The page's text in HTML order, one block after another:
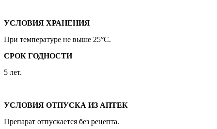
УСЛОВИЯ ХРАНЕНИЯ
При температуре не выше 25°C.
СРОК ГОДНОСТИ
5 лет.
УСЛОВИЯ ОТПУСКА ИЗ АПТЕК
Препарат отпускается без рецепта.